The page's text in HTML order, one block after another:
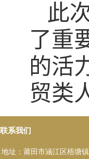
此
了重
的活
贸类
联系我们
地址：莆田市涵江区梧塘